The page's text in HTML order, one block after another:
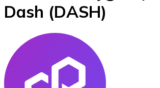
BTC
Dash (DASH)